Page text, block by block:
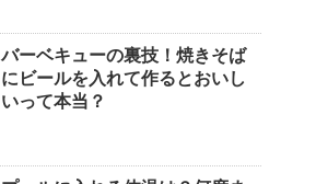
バーベキューの裏技！焼きそば
にビールを入れて作るとおいし
いって本当？